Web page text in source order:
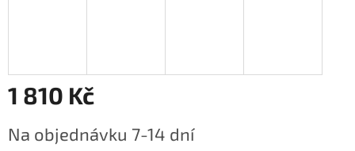
1 810 Kč
cena:
Na objednávku 7-14 dní